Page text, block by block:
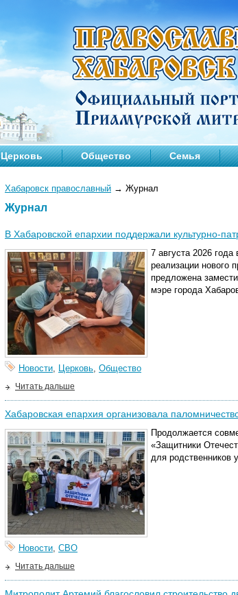
Церковь Общество Семья
Хабаровск православный → Журнал
Журнал
В Хабаровской епархии поддержали культурно-
7 августа 2026
реализации нового
предложена
мэре города
Новости, Церковь, Общество
Читать дальше
Хабаровская епархия организовала
Продолжается
«Защитники
для родственников
Новости, СВО
Читать дальше